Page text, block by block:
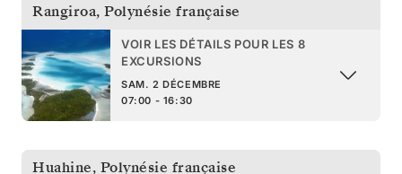
Rangiroa, Polynésie française
VOIR LES DÉTAILS POUR LES 8
EXCURSIONS
SAM. 2 DÉCEMBRE
07:00 - 16:30
Huahine, Polynésie française